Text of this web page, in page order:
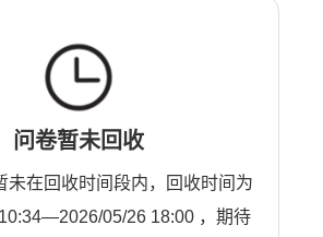
问卷暂未回收
未在回收时间段内，回收时间为
05/26 18:00 ，期待